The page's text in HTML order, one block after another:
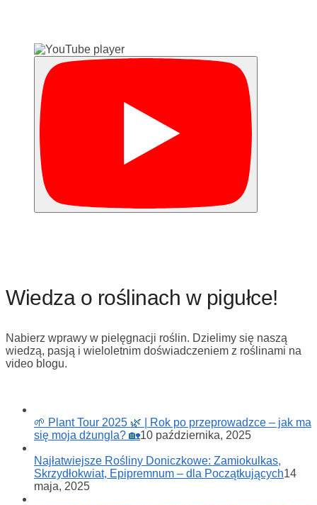
Wiedza o roślinach w pigułce!
Nabierz wprawy w pielęgnacji roślin. Dzielimy się naszą
wiedzą, pasją i wieloletnim doświadczeniem z roślinami na
video blogu.
🌱 Plant Tour 2025 🌿 | Rok po przeprowadzce – jak ma
się moja dżungla? 🏡10 października, 2025
Najłatwiejsze Rośliny Doniczkowe: Zamiokulkas,
Skrzydłokwiat, Epipremnum – dla Początkujących14
maja, 2025